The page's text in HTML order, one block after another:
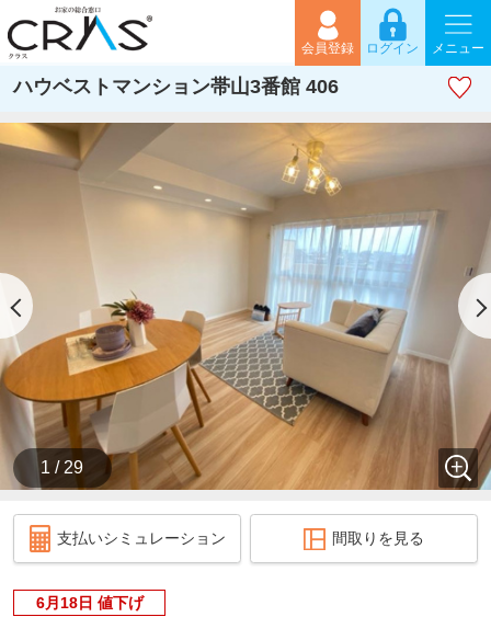
会員登録 ログイン メニュー
ハウベストマンション帯山3番館 406
1 / 29
支払いシミュレーション 間取りを見る
6月18日 値下げ